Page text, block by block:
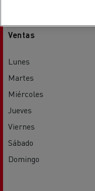
Ventas
Lunes
Martes
Miércoles
Jueves
Viernes
Sábado
Domingo